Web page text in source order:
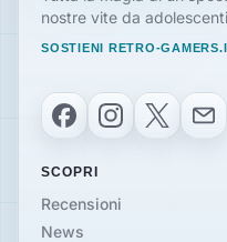
nostre vite da
SOSTIENI RETRO-
FacebookInstagram
X Email
SCOPRI
Recensioni
News